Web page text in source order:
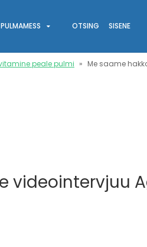
PULMAMESS OTSING
User
menu
SISENE
peale pulmi Me saame
videointervjuu